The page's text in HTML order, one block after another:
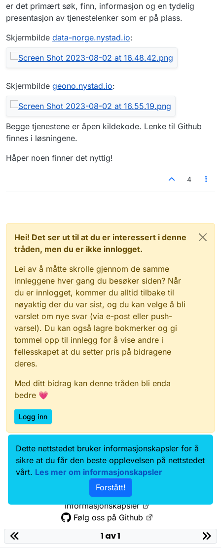
er det primært søk, finn, informasjon og en tydelig
presentasjon av tjenestelenker som er på plass.
Skjermbilde data-norge.nystad.io:
Skjermbilde geono.nystad.io:
Begge tjenestene er åpen kildekode. Lenke til Github
finnes i løsningene.
Håper noen finner det nyttig!
4
Hei! Det ser ut til at du er interessert i denne
tråden, men du er ikke innlogget.
Lei av å måtte skrolle gjennom de samme
innleggene hver gang du besøker siden? Når
du er innlogget, kommer du alltid tilbake til
nøyaktig der du var sist, og du kan velge å bli
varslet om nye svar (via e-post eller push-
varsel). Du kan også lagre bokmerker og gi
tommel opp til innlegg for å vise andre i
fellesskapet at du setter pris på bidragene
deres.
Med ditt bidrag kan denne tråden bli enda
bedre 💗
Logg inn
Data.norge.no
Kontakt oss
Samtykke og brukervilkår
Tilgjengelighetserklæring
Personvernerklæring
Informasjonskapsler
Følg oss på Github
1 av 1
Dette nettstedet bruker informasjonskapsler for å
sikre at du får den beste opplevelsen på nettstedet
vårt. Les mer om informasjonskapsler
Forstått!